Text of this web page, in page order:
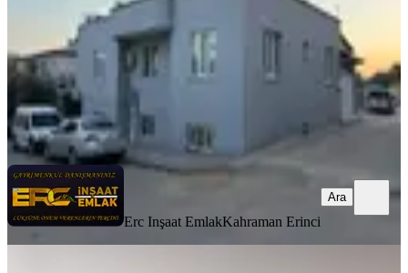
5.750.000 ₺
Erc Inşaat Emlak Kahraman Erinci
Ara
Erc Inşaat EmlakKahraman Erinci
Ara